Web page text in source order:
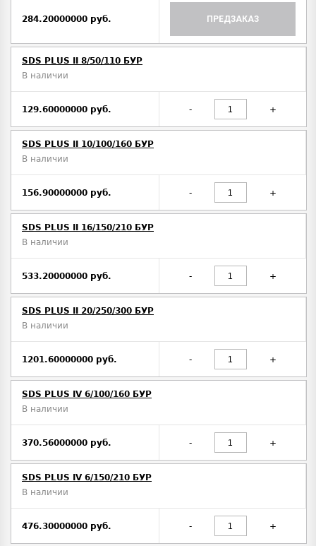
284.20000000 руб. ПРЕДЗАКАЗ
SDS PLUS II 8/50/110 БУР
В наличии
129.60000000 руб. - +
SDS PLUS II 10/100/160 БУР
В наличии
156.90000000 руб. - +
SDS PLUS II 16/150/210 БУР
В наличии
533.20000000 руб. - +
SDS PLUS II 20/250/300 БУР
В наличии
1201.60000000 руб. - +
SDS PLUS IV 6/100/160 БУР
В наличии
370.56000000 руб. - +
SDS PLUS IV 6/150/210 БУР
В наличии
476.30000000 руб. - +